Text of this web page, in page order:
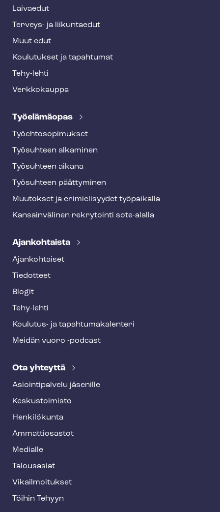
Laivaedut
Terveys- ja liikuntaedut
Muut edut
Koulutukset ja tapahtumat
Tehy-lehti
Verkkokauppa
Työelämäopas
Työ­eh­to­so­pi­muk­set
Työsuhteen alkaminen
Työsuhteen aikana
Työsuhteen päättyminen
Muutokset ja erimielisyydet työpaikalla
Kansainvälinen rekrytointi sote-alalla
Ajankohtaista
Ajankohtaiset
Tiedotteet
Blogit
Tehy-lehti
Koulutus- ja ta­pah­tu­ma­ka­len­te­ri
Meidän vuoro -podcast
Ota yhteyttä
Asioin­ti­pal­ve­lu jäsenille
Keskustoimisto
Henkilökunta
Ammattiosastot
Medialle
Talousasiat
Vi­kail­moi­tuk­set
Töihin Tehyyn